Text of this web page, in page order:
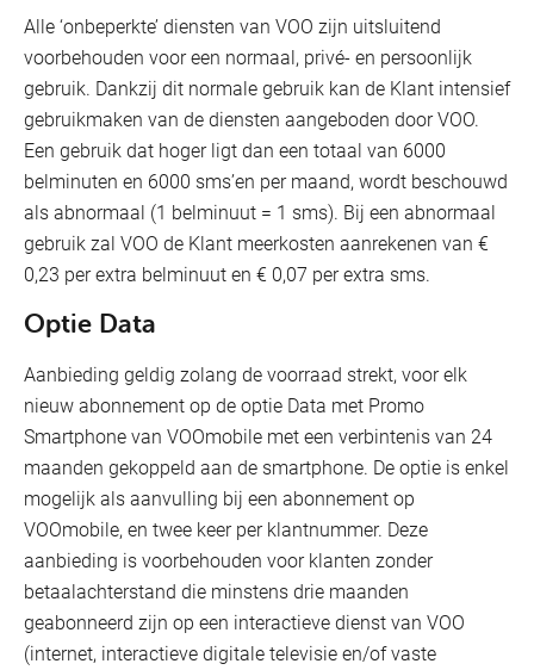
Alle ‘onbeperkte’ diensten van VOO zijn uitsluitend
voorbehouden voor een normaal, privé- en persoonlijk
gebruik. Dankzij dit normale gebruik kan de Klant intensief
gebruikmaken van de diensten aangeboden door VOO.
Een gebruik dat hoger ligt dan een totaal van 6000
belminuten en 6000 sms’en per maand, wordt beschouwd
als abnormaal (1 belminuut = 1 sms). Bij een abnormaal
gebruik zal VOO de Klant meerkosten aanrekenen van €
0,23 per extra belminuut en € 0,07 per extra sms.
Optie Data
Aanbieding geldig zolang de voorraad strekt, voor elk
nieuw abonnement op de optie Data met Promo
Smartphone van VOOmobile met een verbintenis van 24
maanden gekoppeld aan de smartphone. De optie is enkel
mogelijk als aanvulling bij een abonnement op
VOOmobile, en twee keer per klantnummer. Deze
aanbieding is voorbehouden voor klanten zonder
betaalachterstand die minstens drie maanden
geabonneerd zijn op een interactieve dienst van VOO
(internet, interactieve digitale televisie en/of vaste